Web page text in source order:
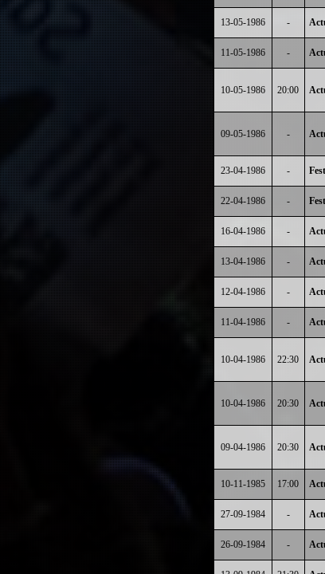
13-05-1986 -
11-05-1986 -
10-05-1986 20:00
09-05-1986 -
23-04-1986 -
22-04-1986 -
16-04-1986 -
13-04-1986 -
12-04-1986 -
11-04-1986 -
10-04-1986 22:30
10-04-1986 20:30
09-04-1986 20:30
10-11-1985 17:00
27-09-1984 -
26-09-1984 -